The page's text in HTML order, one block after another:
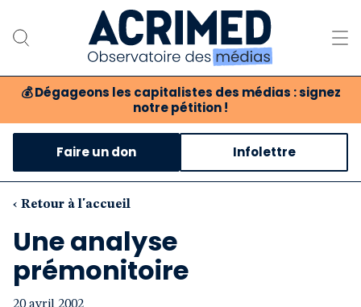
💰 Dégageons les capitalistes des médias : signez
notre pétition !
Notre association
Notre critique des médias
Nos propositions
Notre revue
Boutique
Faire un don Infolettre
‹ Retour à l'accueil
Une analyse
prémonitoire